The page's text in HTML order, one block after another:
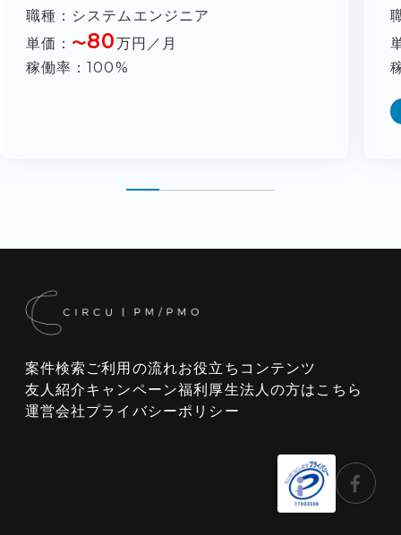
職種
システムエンジニア
単価
〜80万円／月
稼働率
100%
案件検索 ご利用の流れお役立ちコンテンツ
友人紹介キャンペーン福利厚生法人の方はこちら
運営会社プライバシーポリシー